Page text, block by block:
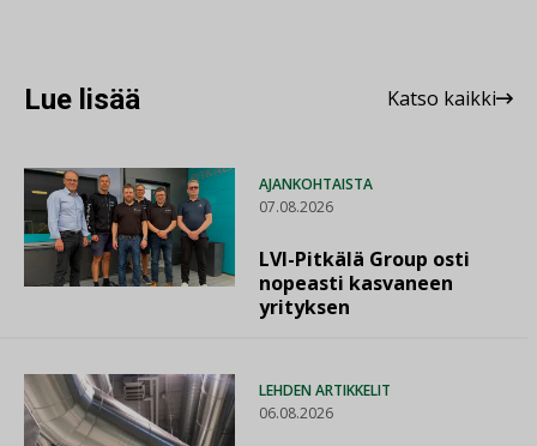
Lue lisää Katso kaikki
AJANKOHTAISTA
07.08.2026
LVI-Pitkälä Group osti
nopeasti kasvaneen
yrityksen
LEHDEN ARTIKKELIT
06.08.2026